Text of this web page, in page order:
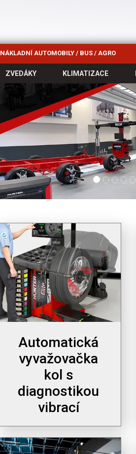
NÁKLADNÍ AUTOMOBILY / BUS / AGRO
ZVEDÁKY KLIMATIZACE
Automatická
vyvažovačka
kol s
diagnostikou
vibrací